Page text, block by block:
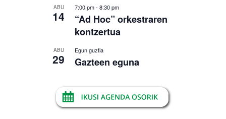
ABU
14
7:00 pm- 8:30 pm
“Ad Hoc” orkestraren
kontzertua
ABU
29
Egun guztia
Gazteen eguna